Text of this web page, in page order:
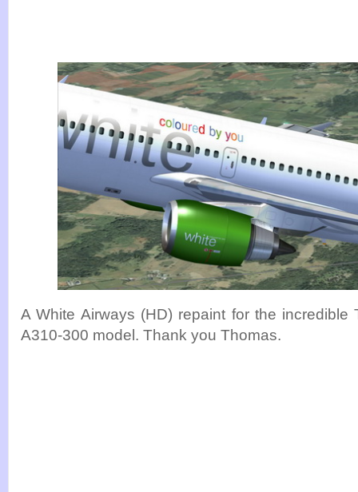
A White Airways (HD) repaint for the
A310-300 model. Thank you Thomas.